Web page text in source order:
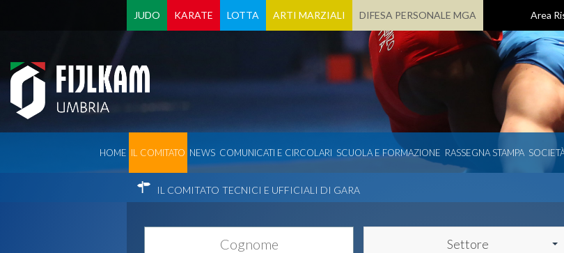
JUDO KARATE LOTTA ARTI MARZIALI DIFESA PERSONALE MGA Area
HOME IL COMITATO NEWS COMUNICATI E CIRCOLARI SCUOLA E FORMAZIONE RASSEGNA STAMPA
IL COMITATO TECNICI E UFFICIALI DI GARA
Settore